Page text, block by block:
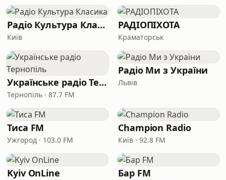
Радіо Культура Класика
Київ
РАДІОПІХОТА
Краматорськ
Українське радіо Тернопіль
Тернопіль · 87.7 FM
Радіо Ми з України
Львів
Тиса FM
Ужгород · 103.0 FM
Champion Radio
Київ · 92.8 FM
Kyiv OnLine Бар FM